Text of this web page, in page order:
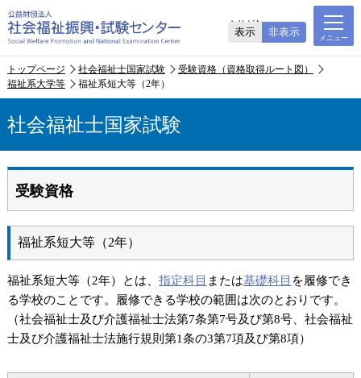
ふりがな
表示 非表示
トップページ 社会福祉士国家試験
受験資格（資格取得ルート図）
福祉系大学等
福祉系短大等（2年）
社会福祉士国家試験
受験資格
福祉系短大等（2年）
福祉系短大等（2年）とは、 指定科目 または基礎科目 を履修でき
る学校のことです。履修できる学校の範囲は次のとおりです。
（社会福祉士及び介護福祉士法第7条第7号及び第8号、社会福祉
士及び介護福祉士法施行規則第1条の3第7項及び第8項）